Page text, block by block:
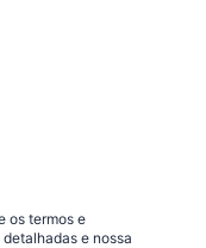
os termos e
e nossa